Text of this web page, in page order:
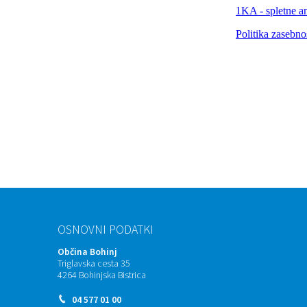
OSNOVNI PODATKI
Občina Bohinj
Triglavska cesta 35
4264 Bohinjska Bistrica
04 577 01 00